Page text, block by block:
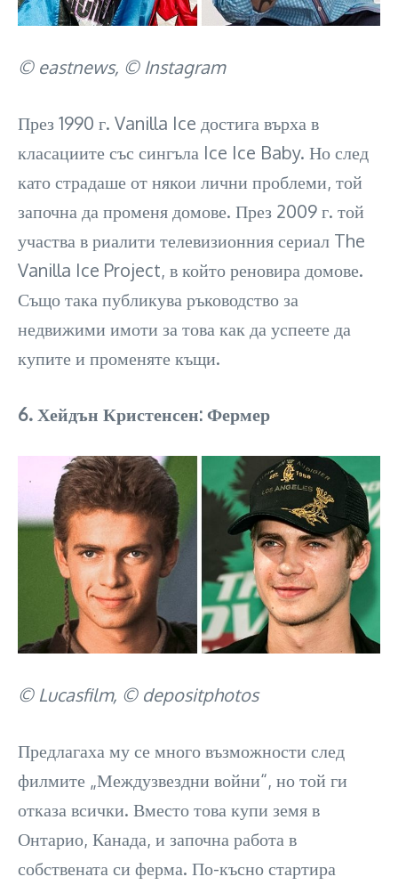
© eastnews, © Instagram
През 1990 г. Vanilla Ice достига върха в
класациите със сингъла Ice Ice Baby. Но след
като страдаше от някои лични проблеми, той
започна да променя домове. През 2009 г. той
участва в риалити телевизионния сериал The
Vanilla Ice Project, в който реновира домове.
Също така публикува ръководство за
недвижими имоти за това как да успеете да
купите и променяте къщи.
6. Хейдън Кристенсен: Фермер
© Lucasfilm, © depositphotos
Предлагаха му се много възможности след
филмите „Междузвездни войни“, но той ги
отказа всички. Вместо това купи земя в
Онтарио, Канада, и започна работа в
собствената си ферма. По-късно стартира